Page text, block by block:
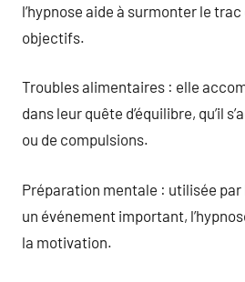
l’hypnose aide à surmonter le
objectifs.
Troubles alimentaires : elle
dans leur quête d’équilibre, qu’il
ou de compulsions.
Préparation mentale : utilisée
un événement important,
la motivation.